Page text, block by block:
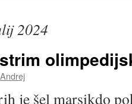
2024
Andrej
je šel marsikdo